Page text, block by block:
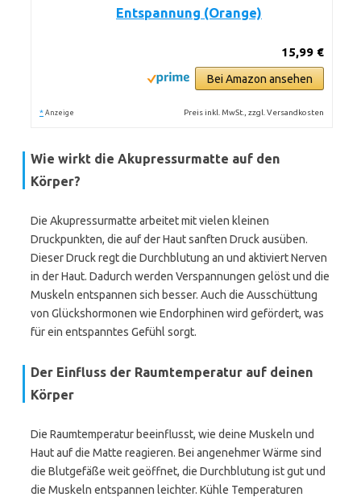
Entspannung (Orange)
15,99 €
Bei Amazon ansehen
* Anzeige Preis inkl. MwSt., zzgl. Versandkosten
Wie wirkt die Akupressurmatte auf den
Körper?
Die Akupressurmatte arbeitet mit vielen kleinen
Druckpunkten, die auf der Haut sanften Druck ausüben.
Dieser Druck regt die Durchblutung an und aktiviert Nerven
in der Haut. Dadurch werden Verspannungen gelöst und die
Muskeln entspannen sich besser. Auch die Ausschüttung
von Glückshormonen wie Endorphinen wird gefördert, was
für ein entspanntes Gefühl sorgt.
Der Einfluss der Raumtemperatur auf deinen
Körper
Die Raumtemperatur beeinflusst, wie deine Muskeln und
Haut auf die Matte reagieren. Bei angenehmer Wärme sind
die Blutgefäße weit geöffnet, die Durchblutung ist gut und
die Muskeln entspannen leichter. Kühle Temperaturen